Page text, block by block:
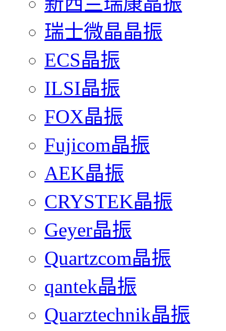
瑞士微晶晶振
ECS晶振
ILSI晶振
FOX晶振
Fujicom晶振
AEK晶振
CRYSTEK晶振
Geyer晶振
Quartzcom晶振
qantek晶振
Quarztechnik晶振